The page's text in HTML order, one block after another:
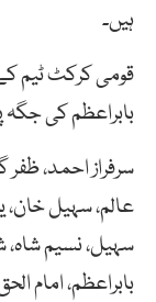
ہیں۔
قومی کرکٹ ٹیم
بابراعظم کی
سرفراز احمد،
عالم، سہیل
سہیل، نسیم شاہ،
بابراعظم، امام